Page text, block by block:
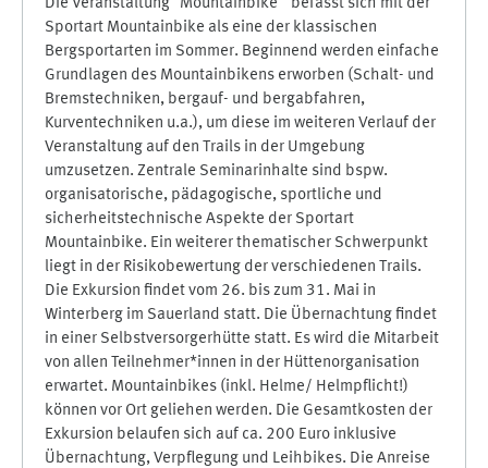
Die Veranstaltung "Mountainbike " befasst sich mit der
Sportart Mountainbike als eine der klassischen
Bergsportarten im Sommer. Beginnend werden einfache
Grundlagen des Mountainbikens erworben (Schalt- und
Bremstechniken, bergauf- und bergabfahren,
Kurventechniken u.a.), um diese im weiteren Verlauf der
Veranstaltung auf den Trails in der Umgebung
umzusetzen. Zentrale Seminarinhalte sind bspw.
organisatorische, pädagogische, sportliche und
sicherheitstechnische Aspekte der Sportart
Mountainbike. Ein weiterer thematischer Schwerpunkt
liegt in der Risikobewertung der verschiedenen Trails.
Die Exkursion findet vom 26. bis zum 31. Mai in
Winterberg im Sauerland statt. Die Übernachtung findet
in einer Selbstversorgerhütte statt. Es wird die Mitarbeit
von allen Teilnehmer*innen in der Hüttenorganisation
erwartet. Mountainbikes (inkl. Helme/ Helmpflicht!)
können vor Ort geliehen werden. Die Gesamtkosten der
Exkursion belaufen sich auf ca. 200 Euro inklusive
Übernachtung, Verpflegung und Leihbikes. Die Anreise